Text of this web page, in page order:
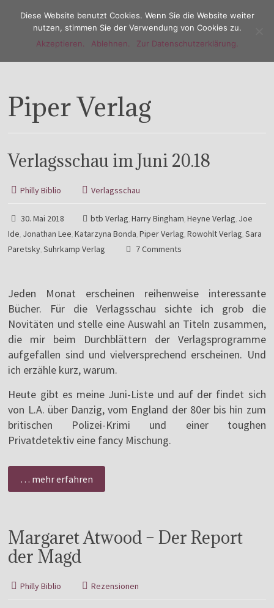
Menu
Piper Verlag
Verlagsschau im Juni 20.18
Philly Biblio Verlagsschau
30. Mai 2018 btb Verlag,Harry Bingham,Heyne Verlag, Joe
Ide, Jonathan Lee,Katarzyna Bonda,Piper Verlag,Rowohlt Verlag,Sara
Paretsky,Suhrkamp Verlag 7 Comments
Jeden Monat erscheinen reihenweise interessante
Bücher. Für die Verlagsschau sichte ich grob die
Novitäten und stelle eine Auswahl an Titeln zusammen,
die mir beim Durchblättern der Verlagsprogramme
aufgefallen sind und vielversprechend erscheinen. Und
ich erzähle kurz, warum.
Heute gibt es meine Juni-Liste und auf der findet sich
von L.A. über Danzig, vom England der 80er bis hin zum
britischen Polizei-Krimi und einer toughen
Privatdetektiv eine fancy Mischung.
… mehr erfahren
Margaret Atwood – Der Report
der Magd
Philly Biblio Rezensionen
Diese Website benutzt Cookies. Wenn Sie die Website weiter
nutzen, stimmen Sie der Verwendung von Cookies zu.
Akzeptieren.
Ablehnen. Zur Datenschutzerklärung.